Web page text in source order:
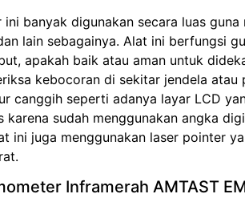
ini banyak digunakan secara luas
lain sebagainya. Alat ini berfungsi
apakah baik atau aman untuk
kebocoran di sekitar jendela
canggih seperti adanya layar LCD
karena sudah menggunakan angka
ini juga menggunakan laser pointer
Inframerah AMTAST